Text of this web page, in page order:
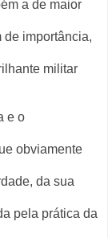
a de maior
de importância,
militar
e o
obviamente
da sua
pela prática da